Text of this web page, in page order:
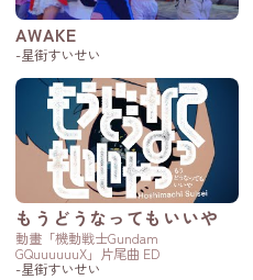
AWAKE
-星街すいせい
もうどうなってもいいや
動畫「機動戦士Gundam
GQuuuuuuX」片尾曲 ED
-星街すいせい